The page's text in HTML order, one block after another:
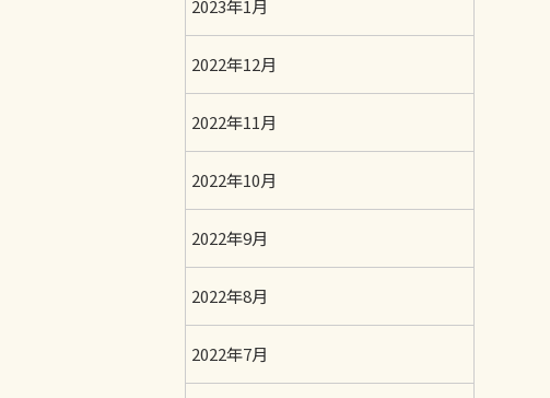
2023年1月
2022年12月
2022年11月
2022年10月
2022年9月
2022年8月
2022年7月